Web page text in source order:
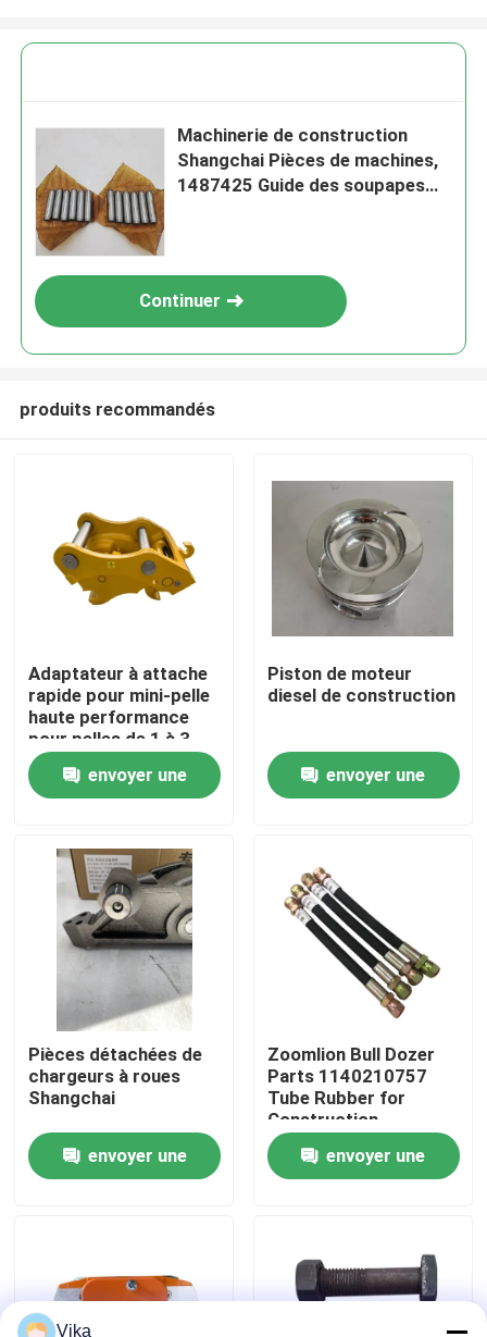
Aperçu
Produits
A propos de nous
Visite d'usine
Contrôle de la qualité
Contact
Pièces de rechange Cummins
Machinerie de construction
Shangchai Pièces de machines,
1487425 Guide des soupapes
Continuer
produits recommandés
Adaptateur à attache
rapide pour mini-pelle
haute performance
pour pelles de 1 à 3
tonnes
envoyer une
Piston de moteur
diesel de construction
envoyer une
Pièces détachées de
chargeurs à roues
Shangchai
envoyer une
Zoomlion Bull Dozer
Parts 1140210757
Tube Rubber for
Construction
Machinery Maintaining
envoyer une
Vika